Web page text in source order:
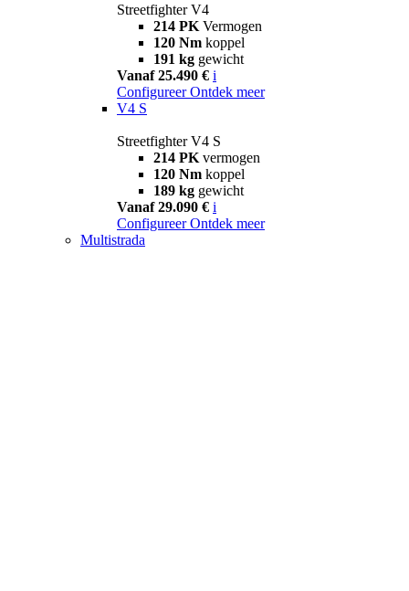
Streetfighter V4
214 PK Vermogen
120 Nm koppel
191 kg gewicht
Vanaf 25.490 € i
Configureer Ontdek meer
V4 S
Streetfighter V4 S
214 PK vermogen
120 Nm koppel
189 kg gewicht
Vanaf 29.090 € i
Configureer Ontdek meer
Multistrada